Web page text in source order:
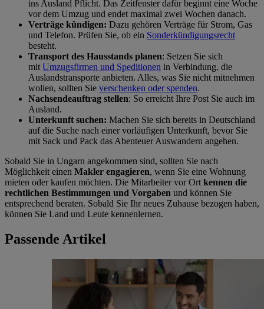
ins Ausland Pflicht. Das Zeitfenster dafür beginnt eine Woche
vor dem Umzug und endet maximal zwei Wochen danach.
Verträge kündigen: Dazu gehören Verträge für Strom, Gas
und Telefon. Prüfen Sie, ob ein Sonderkündigungsrecht
besteht.
Transport des Hausstands planen: Setzen Sie sich
mit Umzugsfirmen und Speditionen in Verbindung, die
Auslandstransporte anbieten. Alles, was Sie nicht mitnehmen
wollen, sollten Sie verschenken oder spenden.
Nachsendeauftrag stellen: So erreicht Ihre Post Sie auch im
Ausland.
Unterkunft suchen: Machen Sie sich bereits in Deutschland
auf die Suche nach einer vorläufigen Unterkunft, bevor Sie
mit Sack und Pack das Abenteuer Auswandern angehen.
Sobald Sie in Ungarn angekommen sind, sollten Sie nach
Möglichkeit einen Makler engagieren, wenn Sie eine Wohnung
mieten oder kaufen möchten. Die Mitarbeiter vor Ort kennen die
rechtlichen Bestimmungen und Vorgaben und können Sie
entsprechend beraten. Sobald Sie Ihr neues Zuhause bezogen haben,
können Sie Land und Leute kennenlernen.
Passende Artikel